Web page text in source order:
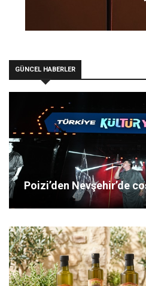
GÜNCEL HABERLER
Poizi’den Nevşehir’de